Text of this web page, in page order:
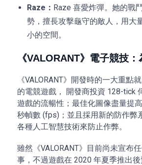
Raze： Raze 喜愛炸彈。她的戰
勢，擅長攻擊龜守的敵人，用大
小的空間。
《VALORANT》電子競技
《VALORANT》開發時的一大重點
的電競遊戲， 開發商投資 128-tick
遊戲的流暢性；最佳化圖像盡量提
秒幀數 (fps)；並且採用新的防作弊
各種人工智慧技術來防止作弊。
雖然《VALORANT》目前尚未宣布
事，不過遊戲在 2020 年夏季推出